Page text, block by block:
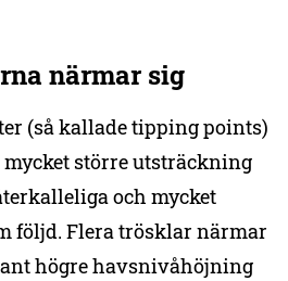
närmar sig
(så kallade tipping points)
större utsträckning
och mycket
följd. Flera trösklar närmar
högre havsnivåhöjning